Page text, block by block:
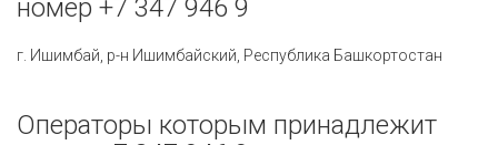
номер +7 347 946 9
г. Ишимбай, р-н Ишимбайский, Республика Башкортостан
Операторы которым принадлежит